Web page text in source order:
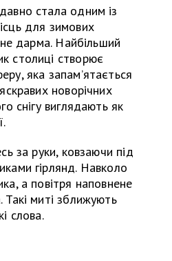
стала одним із
для зимових
дарма. Найбільший
столиці створює
яка запам’ятається
новорічних
снігу виглядають як
за руки, ковзаючи під
гірлянд. Навколо
а повітря наповнене
миті зближують
слова.